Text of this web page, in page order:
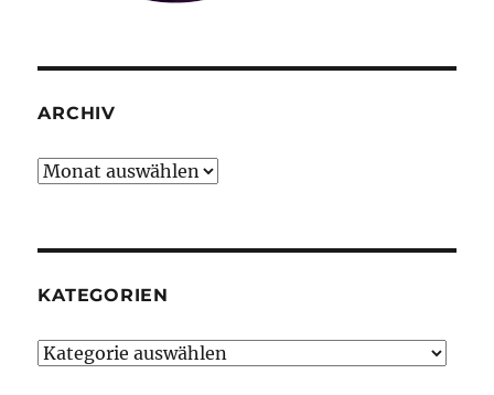
ARCHIV
Archiv
KATEGORIEN
Kategorien